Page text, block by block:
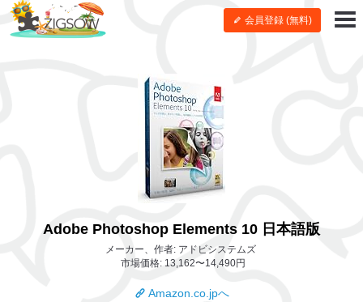
会員登録 (無料)
Adobe Photoshop Elements 10 日本語版
メーカー、作者: アドビシステムズ
市場価格: 13,162〜14,490円
Amazon.co.jpへ